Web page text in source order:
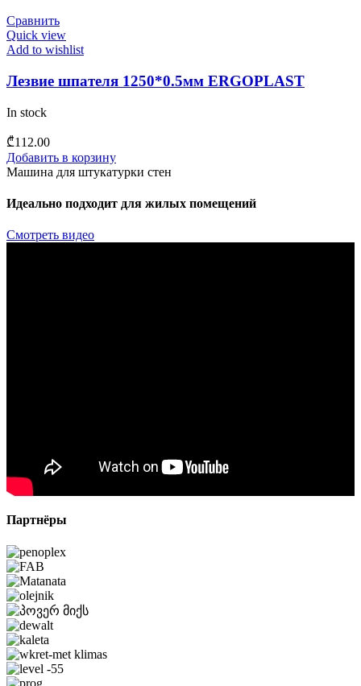
Сравнить
Quick view
Add to wishlist
Лезвие шпателя 1250*0.5мм ERGOPLAST
In stock
₾112.00
Добавить в корзину
Машина для штукатурки стен
Идеально подходит для жилых помещений
Смотреть видео
Партнёры